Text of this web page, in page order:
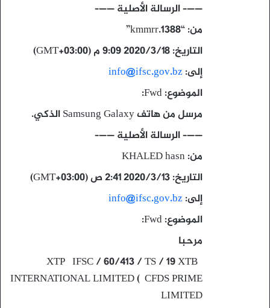
——– الرسالة الأصلية ——–
من: “kmmrr.1388”
التاريخ: ١٨‏/٣‏/٢٠٢٠ ٩:٠٩ م (GMT+03:00)
إلى: info@ifsc.gov.bz
الموضوع: Fwd:
مرسل من هاتف Samsung Galaxy الذكي.
——– الرسالة الأصلية ——–
من: KHALED hasn
التاريخ: ١٣‏/٣‏/٢٠٢٠ ٢:٤١ ص (GMT+03:00)
إلى: info@ifsc.gov.bz
الموضوع: Fwd:
مرحبا
XTP IFSC / 60/413 / TS / 19 XTB
INTERNATIONAL LIMITED ( CFDS PRIME
LIMITED